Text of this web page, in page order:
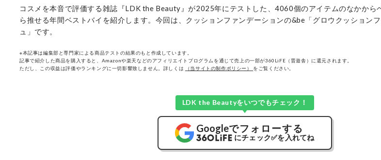
コスメを本音で評価する雑誌『LDK the Beauty』が2025年にテストした、4060個のアイテムのなかから
ら推せる年間ベストバイを紹介します。今回は、クッションファンデーションの&be「グロウクッション
ュ」です。
※本記事は編集部と専門家による商品テストの結果のもと作成しています。
記事で紹介した商品を購入すると、Amazonや楽天などのアフィリエイトプログラムを通じて売上の一部が360LiFE（晋遊舎）に還元されます。
ただし、この収益は評価やランキングに一切影響致しません。詳しくは
（当サイトの制作ポリシー） をご覧ください。
LDK the Beautyをいつでもチェック！
Googleでフォローする
にチェック✅を入れてね